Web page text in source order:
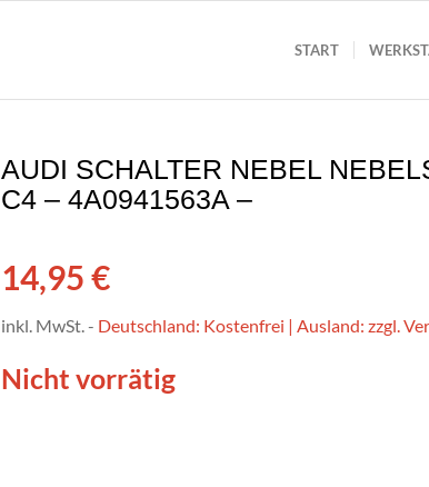
START
AUDI SCHALTER NEBEL
C4 – 4A0941563A –
14,95€
inkl. MwSt. - Deutschland: Kostenfrei | Ausland: zzgl.
Nicht vorrätig